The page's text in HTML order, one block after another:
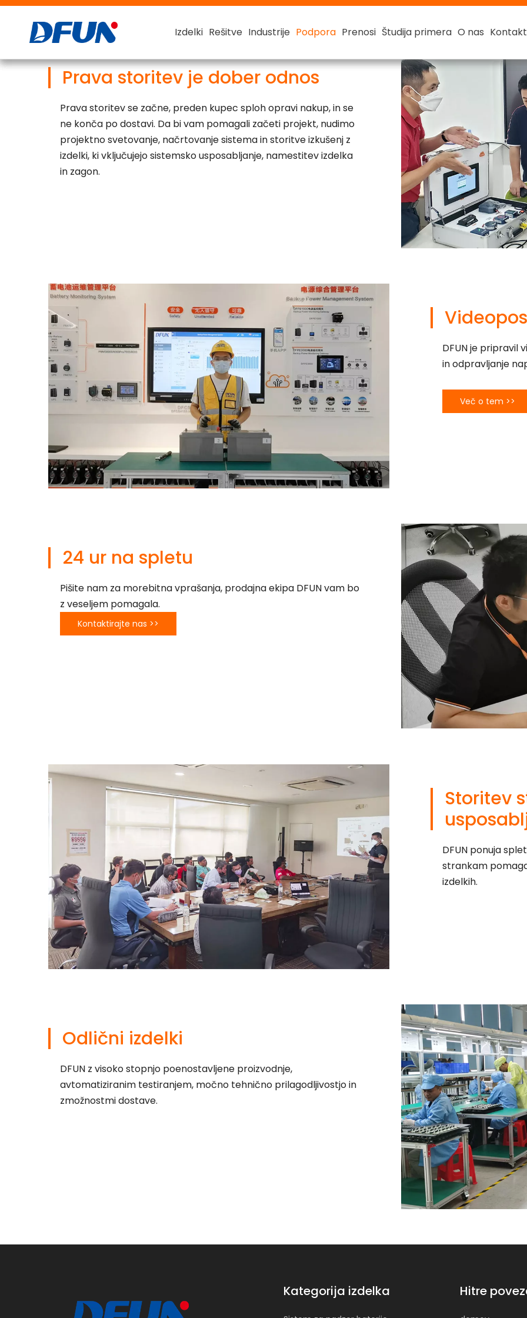
Izdelki Rešitve Industrije Podpora Prenosi Študija primera O nas
Izdelki Rešitve Industrije Podpora Prenosi Študija primera O nas
Izdelki Rešitve Industrije Podpora Prenosi Študija primera O nas
Izdelki Rešitve Industrije Podpora Prenosi Študija primera O nas
Prava storitev je dober odnos
Prava storitev se začne, preden kupec sploh opravi nakup, in se
ne konča po dostavi. Da bi vam pomagali začeti projekt, nudimo
projektno svetovanje, načrtovanje sistema in storitve izkušenj z
izdelki, ki vključujejo sistemsko usposabljanje, namestitev izdelka
in zagon.
DFUN je pripravil
in odpravljanje
Več o tem >>
24 ur na spletu
Pišite nam za morebitna vprašanja, prodajna ekipa DFUN vam bo
z veseljem pomagala.
Kontaktirajte nas >>
Storitev
DFUN ponuja
strankam
izdelkih.
Odlični izdelki
DFUN z visoko stopnjo poenostavljene proizvodnje,
avtomatiziranim testiranjem, močno tehnično prilagodljivostjo in
zmožnostmi dostave.
Kategorija izdelka Hitre